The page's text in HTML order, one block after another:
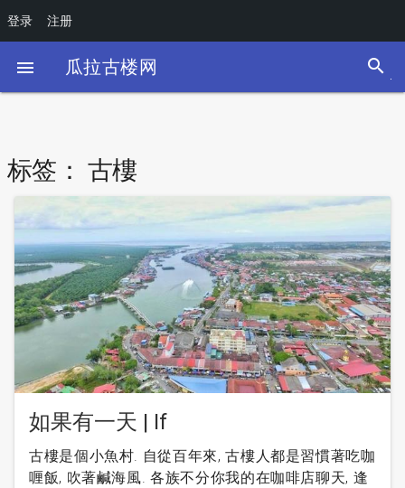
 瓜拉古楼网 search
标签： 古樓
如果有一天 | If
古樓是個小魚村. 自從百年來, 古樓人都是習慣著吃咖
喱飯, 吹著鹹海風. 各族不分你我的在咖啡店聊天, 逢
登录 注册